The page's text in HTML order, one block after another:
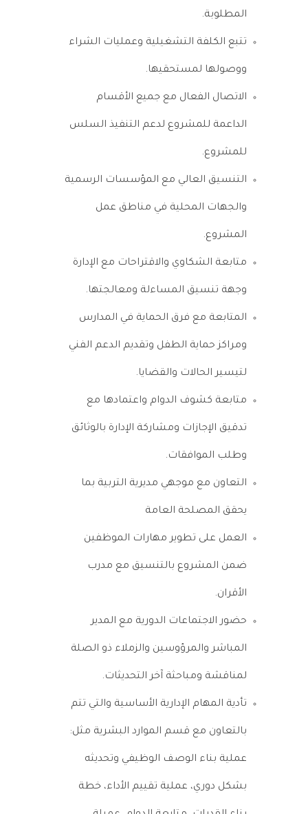
المطلوبة.
تتبع الكلفة التشغيلية وعمليات الشراء
ووصولها لمستحقيها.
الاتصال الفعال مع جميع الأقسام
الداعمة للمشروع لدعم التنفيذ السلس
للمشروع.
التنسيق العالي مع المؤسسات الرسمية
والجهات المحلية في مناطق عمل
المشروع.
متابعة الشكاوي والاقتراحات مع الإدارة
وجهة تنسيق المساءلة ومعالجتها.
المتابعة مع فرق الحماية في المدارس
ومراكز حماية الطفل وتقديم الدعم الفني
لتيسير الحالات والقضايا.
متابعة كشوف الدوام واعتمادها مع
تدقيق الإجازات ومشاركة الإدارة بالوثائق
وطلب الموافقات.
التعاون مع موجهي مديرية التربية بما
يحقق المصلحة العامة
العمل على تطوير مهارات الموظفين
ضمن المشروع بالتنسيق مع مدرب
الأقران.
حضور الاجتماعات الدورية مع المدير
المباشر والمرؤوسين والزملاء ذو الصلة
لمناقشة ومباحثة آخر التحديثات.
تأدية المهام الإدارية الأساسية والتي تتم
بالتعاون مع قسم الموارد البشرية مثل:
عملية بناء الوصف الوظيفي وتحديثه
بشكل دوري، عملية تقييم الأداء، خطة